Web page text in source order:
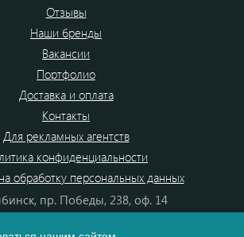
Отзывы
Наши бренды
Вакансии
Портфолио
Доставка и оплата
Контакты
Для рекламных агентств
конфиденциальности
обработку персональных данных
пр. Победы, 238, оф. 14